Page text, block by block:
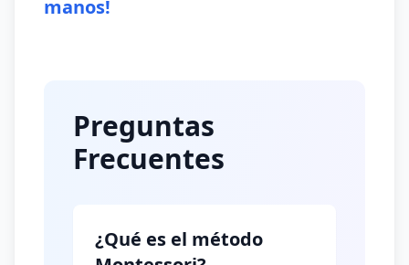
manos!
Preguntas
Frecuentes
¿Qué es el método